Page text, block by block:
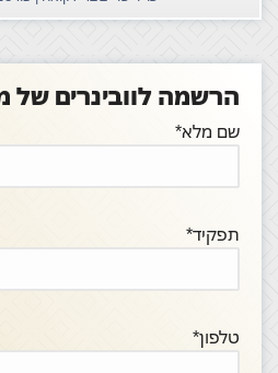
הרשמה לוובינרים של
שם מלא*
תפקיד*
טלפון*